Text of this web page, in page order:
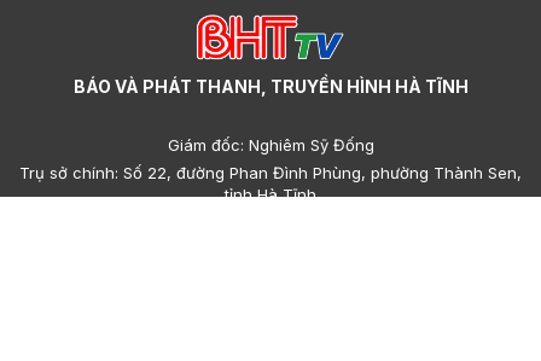
BÁO VÀ PHÁT THANH, TRUYỀN HÌNH HÀ TĨNH
Giám đốc: Nghiêm Sỹ Đống
Trụ sở chính: Số 22, đường Phan Đình Phùng, phường Thành Sen,
tỉnh Hà Tĩnh